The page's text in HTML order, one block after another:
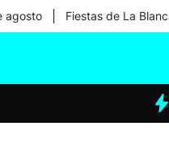
agosto Fiestas de La